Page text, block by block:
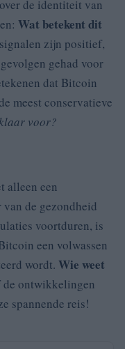
de identiteit van
Wat betekent dit
zijn positief,
gehad voor
dat Bitcoin
meest conservatieve
voor?
alleen een
de gezondheid
voortduren, is
een volwassen
wordt. Wie weet
ontwikkelingen
spannende reis!